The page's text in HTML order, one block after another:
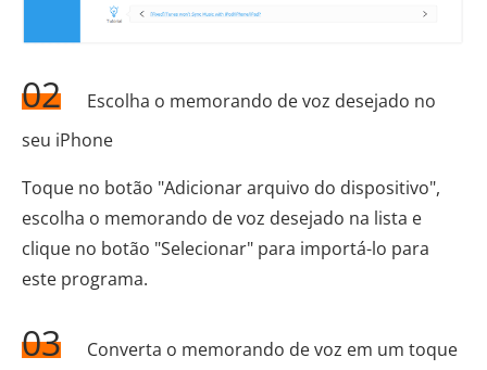
02
Escolha o memorando de voz desejado no
seu iPhone
Toque no botão "Adicionar arquivo do dispositivo",
escolha o memorando de voz desejado na lista e
clique no botão "Selecionar" para importá-lo para
este programa.
03 Converta o memorando de voz em um toque